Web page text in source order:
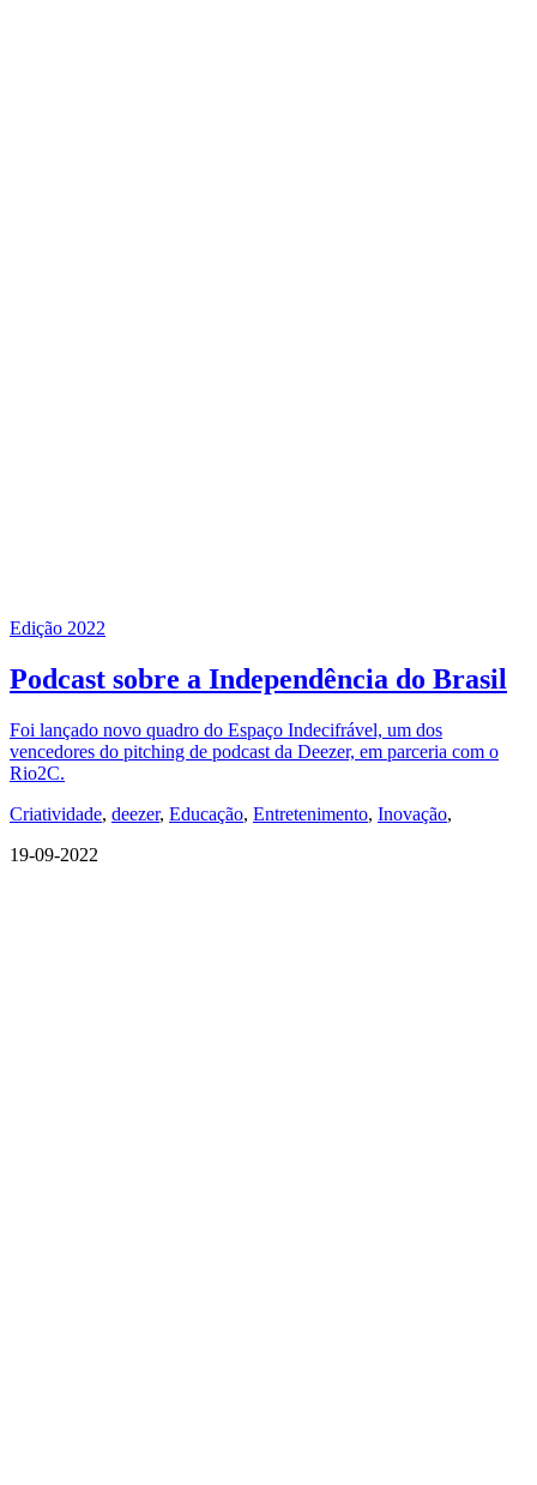
Edição 2022
Podcast sobre a Independência do Brasil
Foi lançado novo quadro do Espaço Indecifrável, um dos
vencedores do pitching de podcast da Deezer, em parceria com o
Rio2C.
Criatividade, deezer, Educação, Entretenimento, Inovação,
19-09-2022